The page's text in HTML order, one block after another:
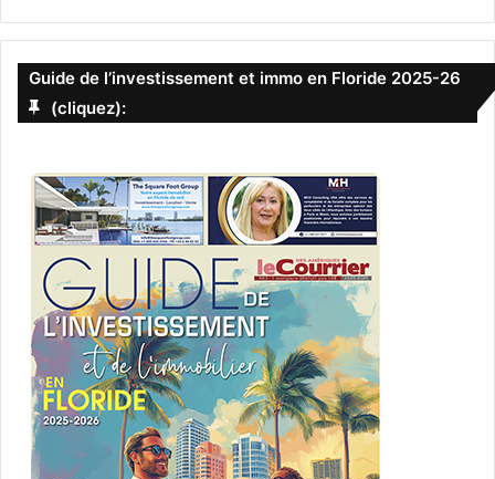
Guide de l’investissement et immo en Floride 2025-26
(cliquez):